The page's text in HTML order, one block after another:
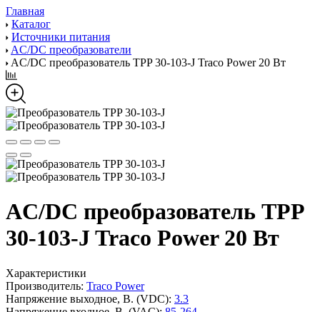
Главная
Каталог
Источники питания
AC/DC преобразователи
AC/DC преобразователь TPP 30-103-J Traco Power 20 Вт
AC/DC преобразователь TPP
30-103-J Traco Power 20 Вт
Характеристики
Производитель: Traco Power
Напряжение выходное, В. (VDC): 3.3